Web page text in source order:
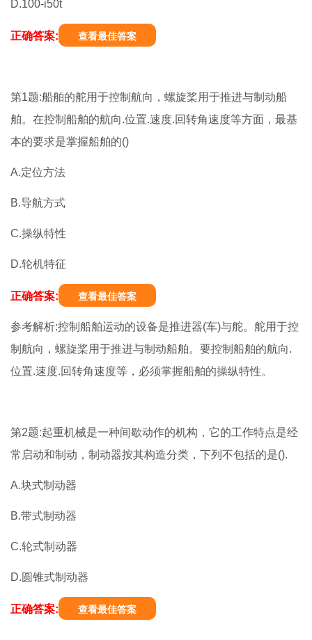
D.100-i50t
正确答案: 查看最佳答案
第1题:船舶的舵用于控制航向，螺旋桨用于推进与制动船
舶。在控制船舶的航向.位置.速度.回转角速度等方面，最基
本的要求是掌握船舶的()
A.定位方法
B.导航方式
C.操纵特性
D.轮机特征
正确答案: 查看最佳答案
参考解析:控制船舶运动的设备是推进器(车)与舵。舵用于控
制航向，螺旋桨用于推进与制动船舶。要控制船舶的航向.
位置.速度.回转角速度等，必须掌握船舶的操纵特性。
第2题:起重机械是一种间歇动作的机构，它的工作特点是经
常启动和制动，制动器按其构造分类，下列不包括的是().
A.块式制动器
B.带式制动器
C.轮式制动器
D.圆锥式制动器
正确答案: 查看最佳答案